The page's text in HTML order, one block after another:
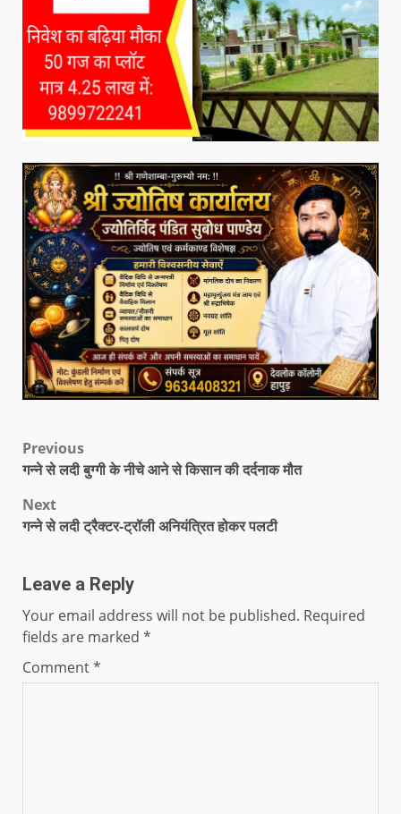
Previous
गन्ने से लदी बुग्गी के नीचे आने से किसान की दर्दनाक मौत
Next
गन्ने से लदी ट्रैक्टर-ट्रॉली अनियंत्रित होकर पलटी
Leave a Reply
Your email address will not be published. Required
fields are marked *
Comment*